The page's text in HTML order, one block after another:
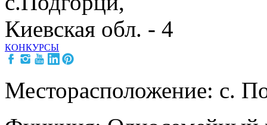
КОНКУРСЫ
Месторасположение: с.